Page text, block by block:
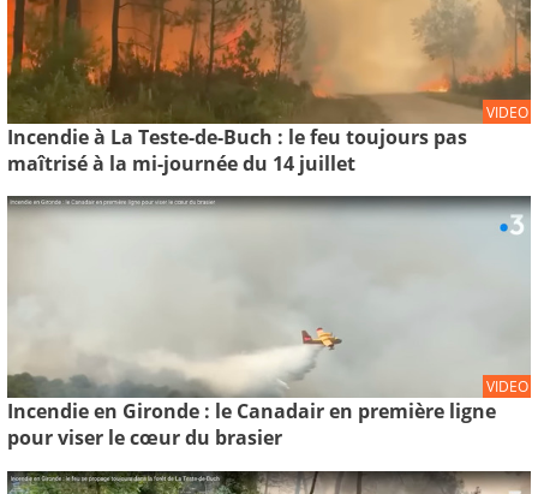
VIDEO
Incendie à La Teste-de-Buch : le feu toujours pas
maîtrisé à la mi-journée du 14 juillet
VIDEO
Incendie en Gironde : le Canadair en première ligne
pour viser le cœur du brasier